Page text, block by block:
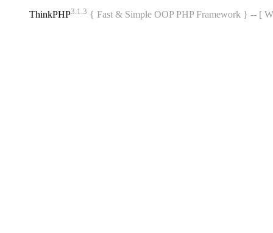
ThinkPHP3.1.3 { Fast & Simple OOP PHP Framework } -- [